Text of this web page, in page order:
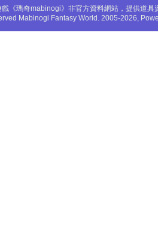
《瑪奇mabinogi》非官方資料網站，提供道
Mabinogi Fantasy World. 2005-2026,